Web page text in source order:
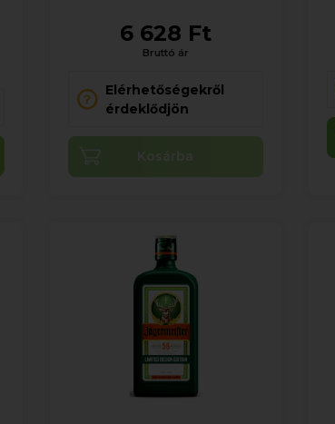
6 628 Ft
Bruttó ár
Elérhetőségekről
érdeklődjön
Kosárba